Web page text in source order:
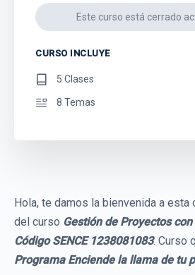
Hola, te damos la bienvenida a esta
del curso Gestión de Proyectos
Código SENCE 1238081083. Curso
Programa Enciende la llama de tu
Este curso está cerrado
CURSO INCLUYE
5 Clases
8 Temas